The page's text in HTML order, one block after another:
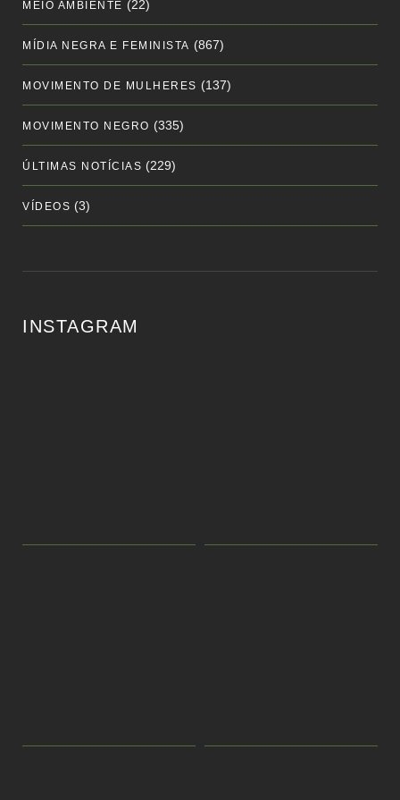
MEIO AMBIENTE (22)
MÍDIA NEGRA E FEMINISTA (867)
MOVIMENTO DE MULHERES (137)
MOVIMENTO NEGRO (335)
ÚLTIMAS NOTÍCIAS (229)
VÍDEOS (3)
INSTAGRAM